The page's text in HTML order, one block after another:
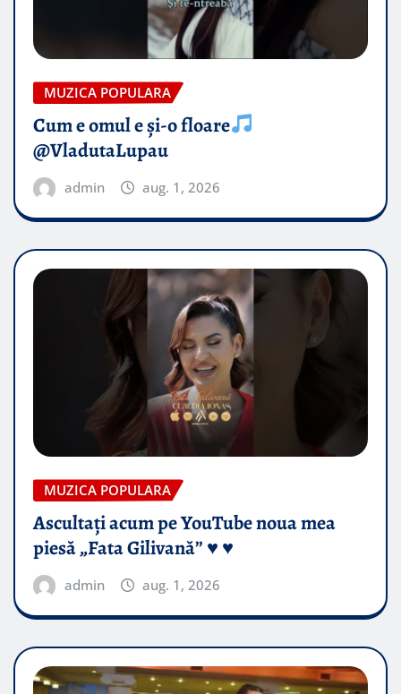
MUZICA POPULARA
Cum e omul e și-o floare
@VladutaLupau
admin aug. 1, 2026
MUZICA POPULARA
Ascultați acum pe YouTube noua mea
piesă „Fata Gilivană” ♥️ ♥️
admin aug. 1, 2026